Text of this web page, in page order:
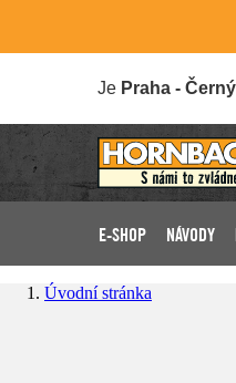
Je Praha -
E-SHOP NÁVODY
Úvodní stránka